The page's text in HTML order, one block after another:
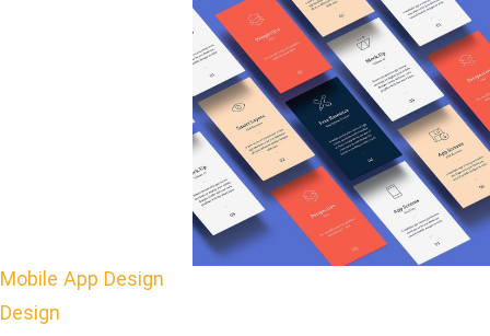
Mobile App Design
Design